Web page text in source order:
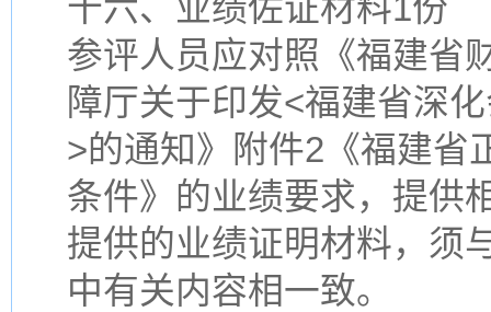
十六、业绩佐证材料1份
参评人员应对照《福建省
障厅关于印发<福建省深
>的通知》附件2《福建省
条件》的业绩要求，提供
提供的业绩证明材料，须
中有关内容相一致。